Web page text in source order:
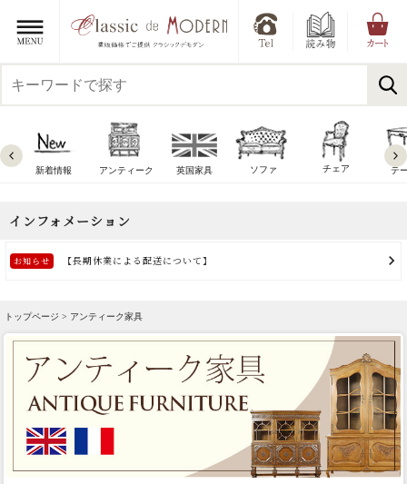
新着情報 アンティーク 英国家具 ソファ チェア テ
トップページ > アンティーク家具